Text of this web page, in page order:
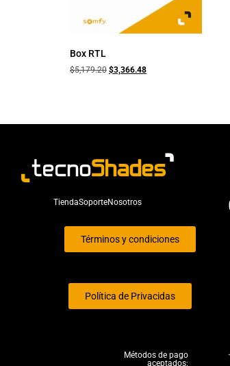
Box RTL
$5,179.20 $3,366.48
TiendaSoporteNosotros
Términos y condiciones
Política de Privacidas
Métodos de pago
aceptados: